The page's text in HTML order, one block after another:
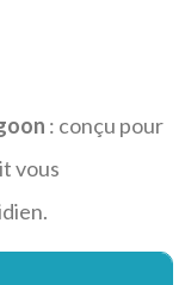
: conçu pour
vous